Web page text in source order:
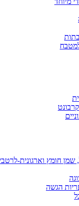
שמן חומץ וארגונית-
הגשה